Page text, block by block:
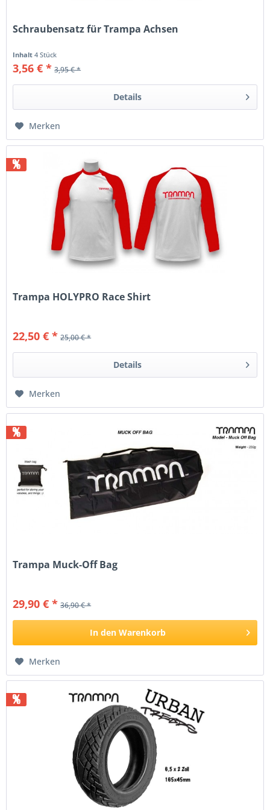
Schraubensatz für Trampa Achsen
Inhalt4 Stück
3,56 € * 3,95 € *
Details
Merken
%
Trampa HOLYPRO Race Shirt
22,50 € * 25,00 € *
Details
Merken
%
Trampa Muck-Off Bag
29,90 € * 36,90 € *
In den Warenkorb
Merken
%